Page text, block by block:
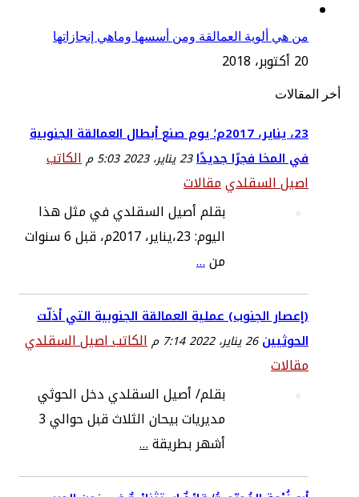
من هي ألوية العمالقة ومن أسسها وماهي إنجازاتها
20 أكتوبر، 2018
أخر المقالات
23، يناير، 2017م؛ يوم صنع أبطال العمالقة الجنوبية
في المخا فجرًا جديدًا23 يناير، 2023 5:03 م
الكاتب
اصيل السقلديمقالات
بقلم أصيل السقلدي في مثل هذا
اليوم: 23،يناير، 2017م، قبل 6 سنوات
من…
(إعصار الجنوب) عملية العمالقة الجنوبية التي أذلّت
الحوثيين 26 يناير، 2022 7:14 م
الكاتب اصيل السقلدي
مقالات
بقلم/ أصيل السقلدي دخل الحوثي
مديريات بيحان الثلاث قبل حوالي 3
أشهر بطريقة…